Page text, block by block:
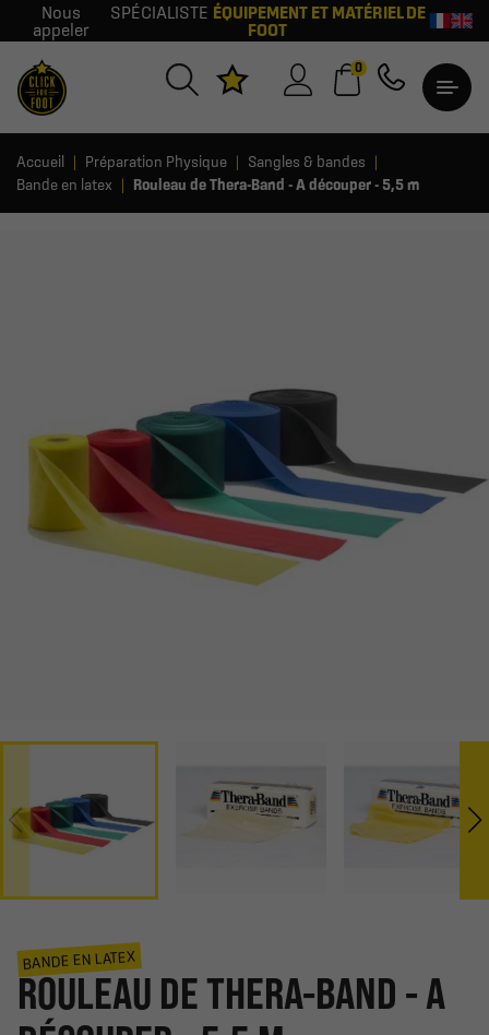
Nous
appeler
SPÉCIALISTE ÉQUIPEMENT ET MATÉRIEL DE
FOOT
0
Accueil Préparation Physique
Sangles & bandes
Bande en latex
Rouleau de Thera-Band - A découper - 5,5 m
BANDE EN LATEX
ROULEAU DE THERA-BAND - A